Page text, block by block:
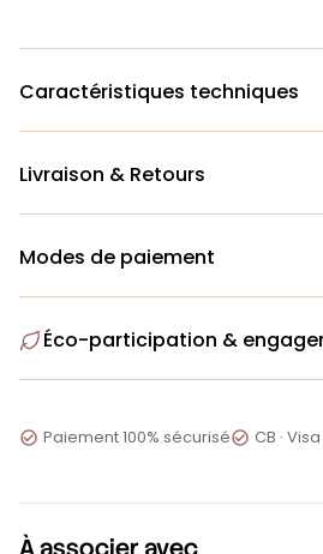
Caractéristiques techniques
Livraison & Retours
Modes de paiement
Éco-participation &
 Paiement 100% sécurisé CB ·
À associer avec